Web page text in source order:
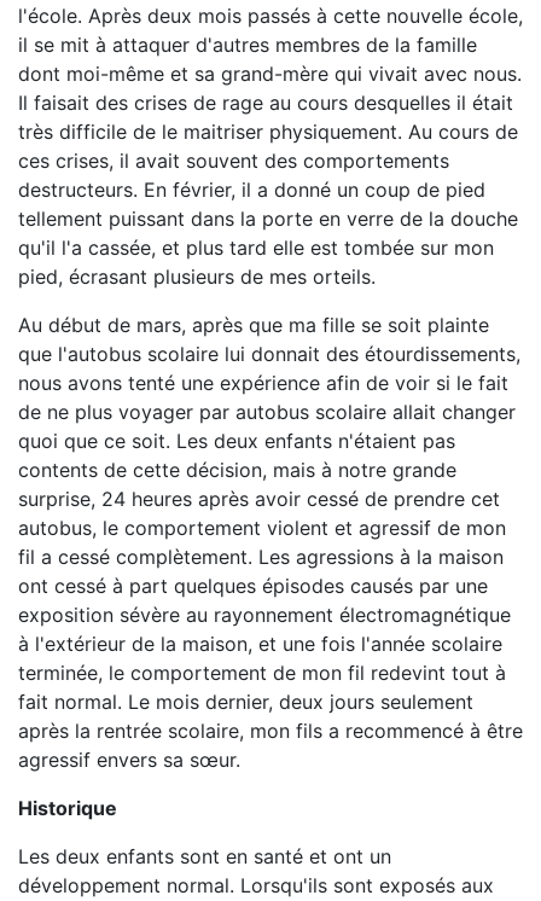
l'école. Après deux mois passés à cette nouvelle école,
il se mit à attaquer d'autres membres de la famille
dont moi-même et sa grand-mère qui vivait avec nous.
Il faisait des crises de rage au cours desquelles il était
très difficile de le maitriser physiquement. Au cours de
ces crises, il avait souvent des comportements
destructeurs. En février, il a donné un coup de pied
tellement puissant dans la porte en verre de la douche
qu'il l'a cassée, et plus tard elle est tombée sur mon
pied, écrasant plusieurs de mes orteils.
Au début de mars, après que ma fille se soit plainte
que l'autobus scolaire lui donnait des étourdissements,
nous avons tenté une expérience afin de voir si le fait
de ne plus voyager par autobus scolaire allait changer
quoi que ce soit. Les deux enfants n'étaient pas
contents de cette décision, mais à notre grande
surprise, 24 heures après avoir cessé de prendre cet
autobus, le comportement violent et agressif de mon
fil a cessé complètement. Les agressions à la maison
ont cessé à part quelques épisodes causés par une
exposition sévère au rayonnement électromagnétique
à l'extérieur de la maison, et une fois l'année scolaire
terminée, le comportement de mon fil redevint tout à
fait normal. Le mois dernier, deux jours seulement
après la rentrée scolaire, mon fils a recommencé à être
agressif envers sa sœur.
Historique
Les deux enfants sont en santé et ont un
développement normal. Lorsqu'ils sont exposés aux